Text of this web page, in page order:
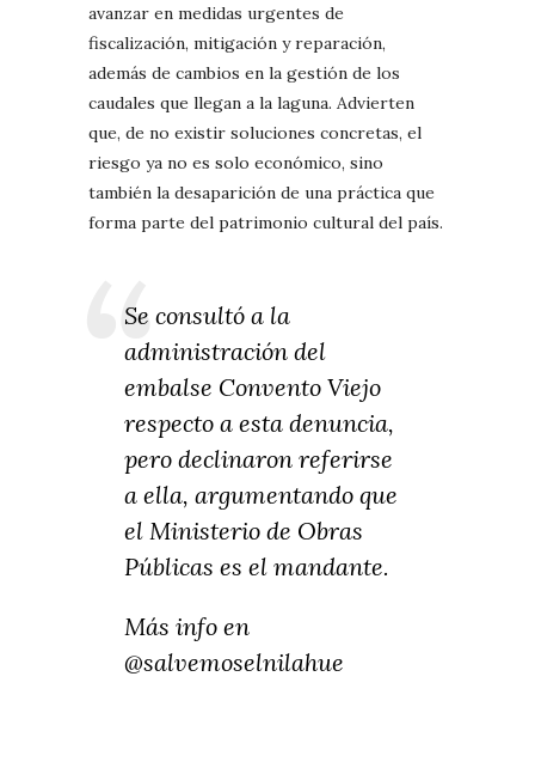
avanzar en medidas urgentes de
fiscalización, mitigación y reparación,
además de cambios en la gestión de los
caudales que llegan a la laguna. Advierten
que, de no existir soluciones concretas, el
riesgo ya no es solo económico, sino
también la desaparición de una práctica que
forma parte del patrimonio cultural del país.
Se consultó a la
administración del
embalse Convento Viejo
respecto a esta denuncia,
pero declinaron referirse
a ella, argumentando que
el Ministerio de Obras
Públicas es el mandante.
Más info en
@salvemoselnilahue